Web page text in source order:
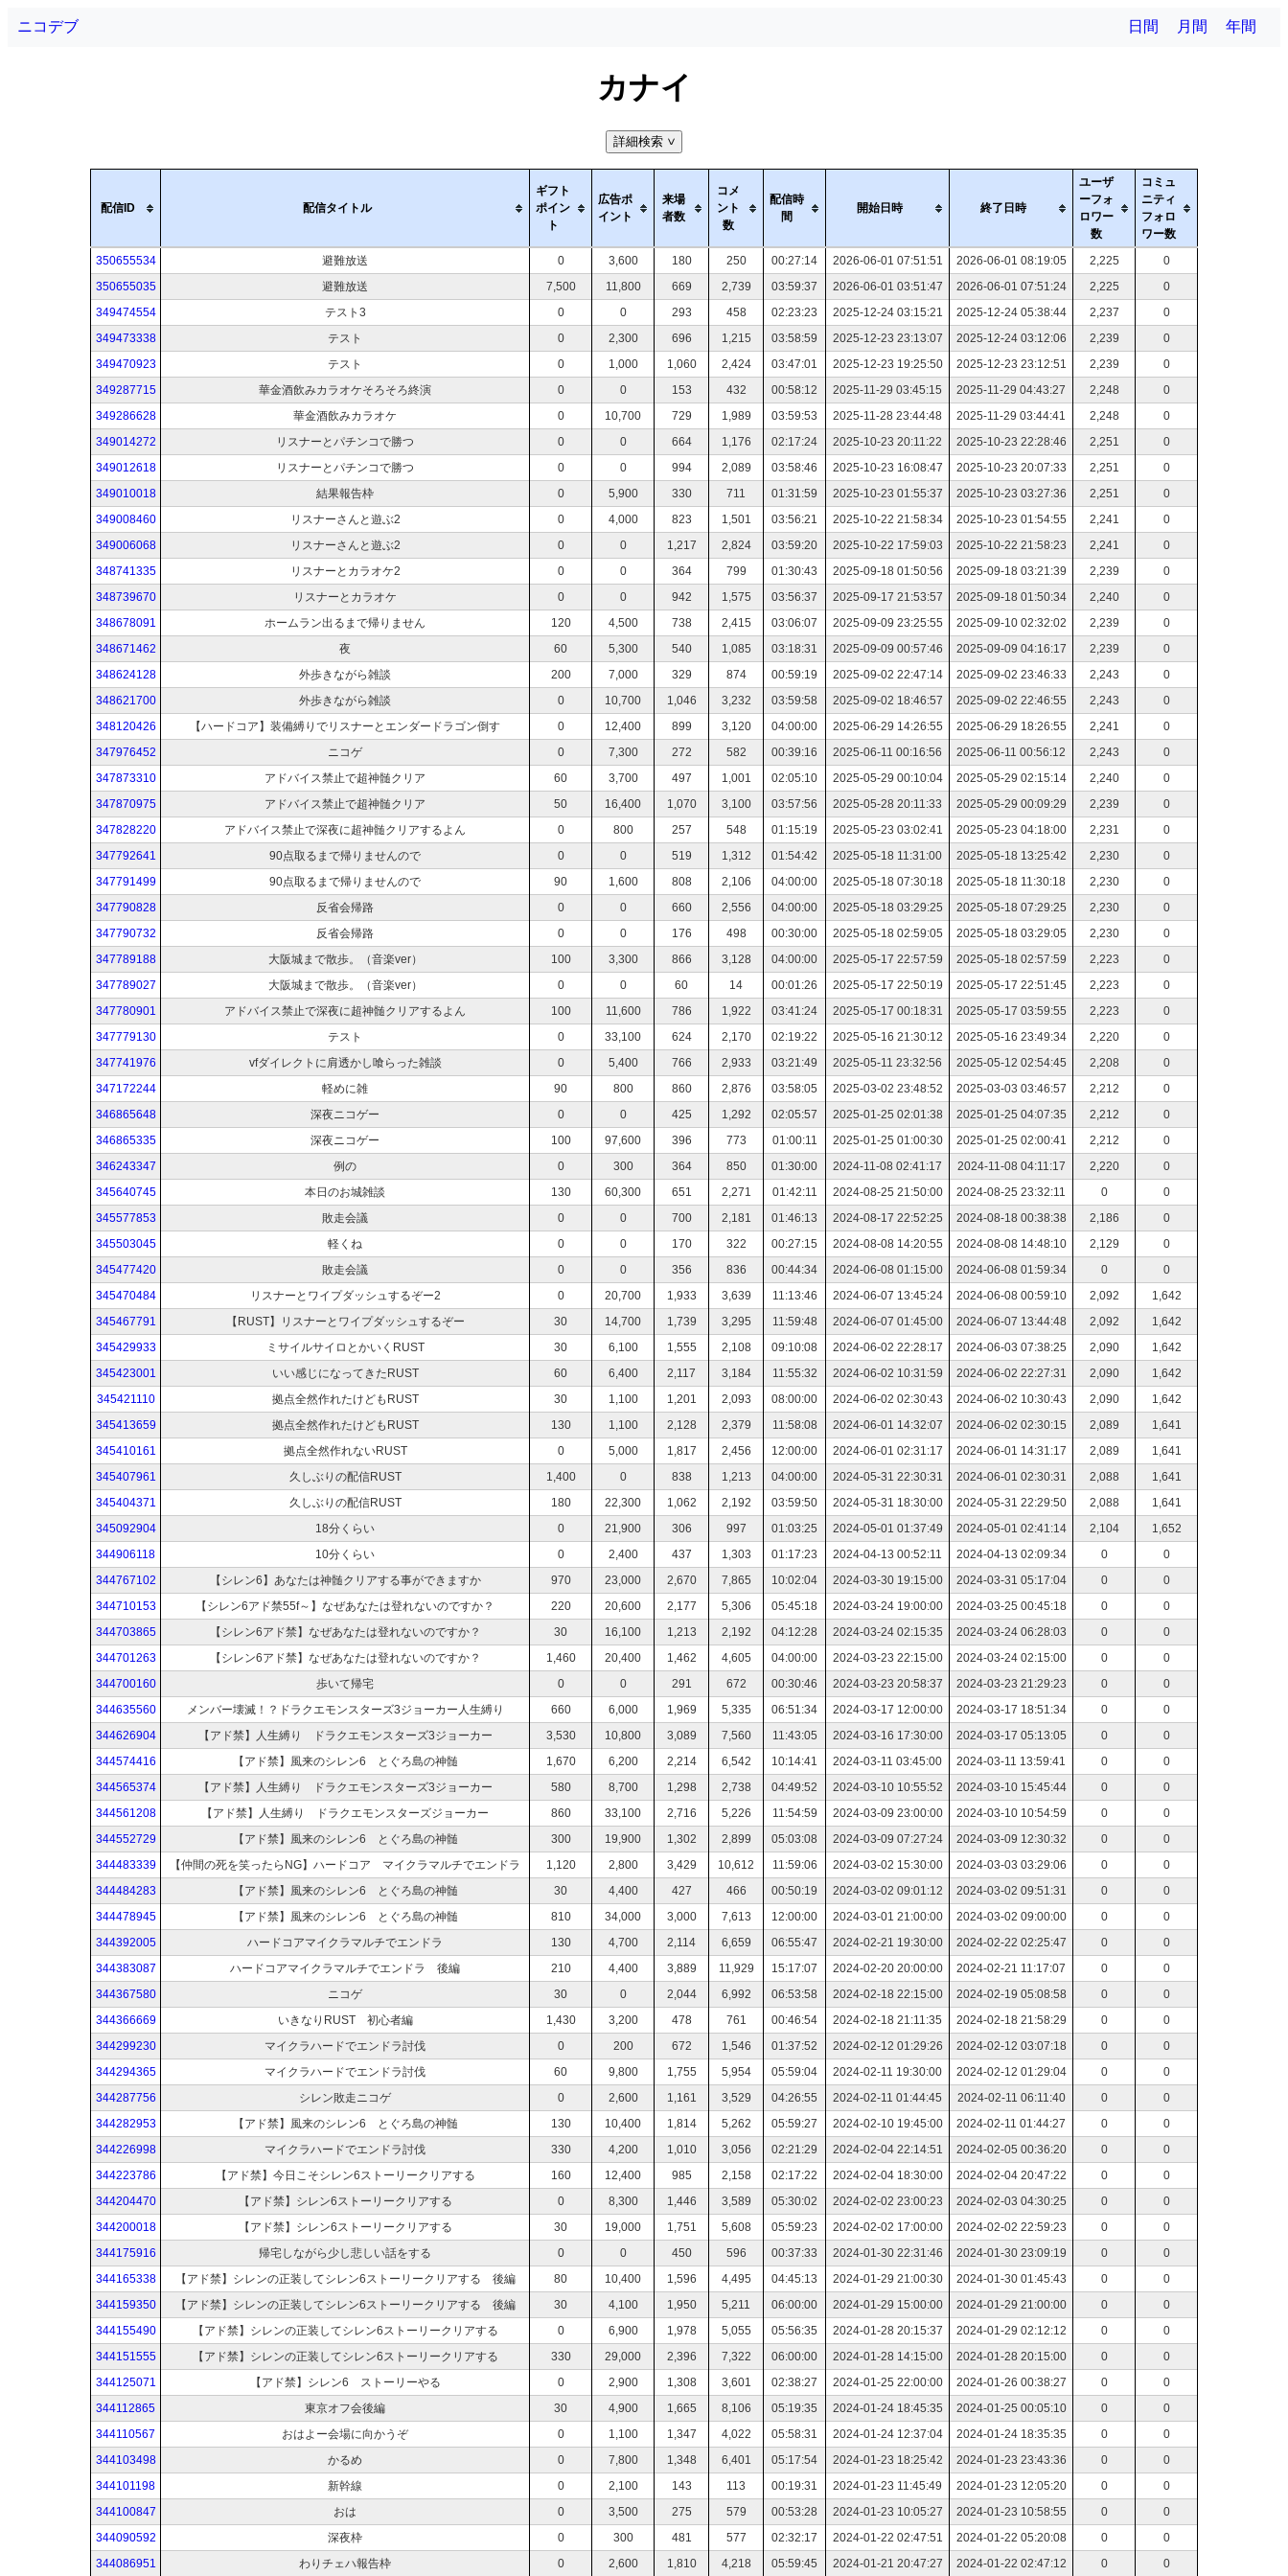
ニコデブ 日間 月間 年間
カナイ
詳細検索 >
配信ID 配信タイトル
ギフト
ポイン
ト
広告ポ
イント
来場
者数
コメ
ント
数
配信時
間
開始日時 終了日時
ユーザ
ーフォ
ロワー
数
コミュ
ニティ
フォロ
ワー数
350655534
避難放送 0 3,600 180 250 00:27:14 2026-06-01 07:51:51 2026-06-01 08:19:05 2,225
0
350655035
避難放送 7,500 11,800 669 2,739 03:59:37 2026-06-01 03:51:47 2026-06-01 07:51:24 2,225
0
349474554
テスト3 0 0 293 458 02:23:23 2025-12-24 03:15:21 2025-12-24 05:38:44 2,237
0
349473338
テスト 0 2,300 696 1,215 03:58:59 2025-12-23 23:13:07 2025-12-24 03:12:06 2,239
0
349470923
テスト 0 1,000 1,060 2,424 03:47:01 2025-12-23 19:25:50 2025-12-23 23:12:51 2,239
0
349287715
華金酒飲みカラオケそろそろ終演 0 0 153 432 00:58:12 2025-11-29 03:45:15 2025-11-29 04:43:27 2,248
0
349286628
華金酒飲みカラオケ 0 10,700 729 1,989 03:59:53 2025-11-28 23:44:48 2025-11-29 03:44:41 2,248
0
349014272
リスナーとパチンコで勝つ 0 0 664 1,176 02:17:24 2025-10-23 20:11:22 2025-10-23 22:28:46 2,251
0
349012618
リスナーとパチンコで勝つ 0 0 994 2,089 03:58:46 2025-10-23 16:08:47 2025-10-23 20:07:33 2,251
0
349010018
結果報告枠 0 5,900 330 711 01:31:59 2025-10-23 01:55:37 2025-10-23 03:27:36 2,251
0
349008460
リスナーさんと遊ぶ2 0 4,000 823 1,501 03:56:21 2025-10-22 21:58:34 2025-10-23 01:54:55 2,241
0
349006068
リスナーさんと遊ぶ2 0 0 1,217 2,824 03:59:20 2025-10-22 17:59:03 2025-10-22 21:58:23 2,241
0
348741335
リスナーとカラオケ2 0 0 364 799 01:30:43 2025-09-18 01:50:56 2025-09-18 03:21:39 2,239
0
348739670
リスナーとカラオケ 0 0 942 1,575 03:56:37 2025-09-17 21:53:57 2025-09-18 01:50:34 2,240
0
348678091
ホームラン出るまで帰りません 120 4,500 738 2,415 03:06:07 2025-09-09 23:25:55 2025-09-10 02:32:02 2,239
0
348671462
夜 60 5,300 540 1,085 03:18:31 2025-09-09 00:57:46 2025-09-09 04:16:17 2,239
0
348624128
外歩きながら雑談 200 7,000 329 874 00:59:19 2025-09-02 22:47:14 2025-09-02 23:46:33 2,243
0
348621700
外歩きながら雑談 0 10,700 1,046 3,232 03:59:58 2025-09-02 18:46:57 2025-09-02 22:46:55 2,243
0
348120426
【ハードコア】装備縛りでリスナーとエンダードラゴン倒す 0 12,400 899 3,120 04:00:00 2025-06-29 14:26:55 2025-06-29 18:26:55 2,241
0
347976452
ニコゲ 0 7,300 272 582 00:39:16 2025-06-11 00:16:56 2025-06-11 00:56:12 2,243
0
347873310
アドバイス禁止で超神髄クリア 60 3,700 497 1,001 02:05:10 2025-05-29 00:10:04 2025-05-29 02:15:14 2,240
0
347870975
アドバイス禁止で超神髄クリア 50 16,400 1,070 3,100 03:57:56 2025-05-28 20:11:33 2025-05-29 00:09:29 2,239
0
347828220
アドバイス禁止で深夜に超神髄クリアするよん 0 800 257 548 01:15:19 2025-05-23 03:02:41 2025-05-23 04:18:00 2,231
0
347792641
90点取るまで帰りませんので 0 0 519 1,312 01:54:42 2025-05-18 11:31:00 2025-05-18 13:25:42 2,230
0
347791499
90点取るまで帰りませんので 90 1,600 808 2,106 04:00:00 2025-05-18 07:30:18 2025-05-18 11:30:18 2,230
0
347790828
反省会帰路 0 0 660 2,556 04:00:00 2025-05-18 03:29:25 2025-05-18 07:29:25 2,230
0
347790732
反省会帰路 0 0 176 498 00:30:00 2025-05-18 02:59:05 2025-05-18 03:29:05 2,230
0
347789188
大阪城まで散歩。（音楽ver） 100 3,300 866 3,128 04:00:00 2025-05-17 22:57:59 2025-05-18 02:57:59 2,223
0
347789027
大阪城まで散歩。（音楽ver） 0 0 60 14 00:01:26 2025-05-17 22:50:19 2025-05-17 22:51:45 2,223
0
347780901
アドバイス禁止で深夜に超神髄クリアするよん 100 11,600 786 1,922 03:41:24 2025-05-17 00:18:31 2025-05-17 03:59:55 2,223
0
347779130
テスト 0 33,100 624 2,170 02:19:22 2025-05-16 21:30:12 2025-05-16 23:49:34 2,220
0
347741976
vfダイレクトに肩透かし喰らった雑談 0 5,400 766 2,933 03:21:49 2025-05-11 23:32:56 2025-05-12 02:54:45 2,208
0
347172244
軽めに雑 90 800 860 2,876 03:58:05 2025-03-02 23:48:52 2025-03-03 03:46:57 2,212
0
346865648
深夜ニコゲー 0 0 425 1,292 02:05:57 2025-01-25 02:01:38 2025-01-25 04:07:35 2,212
0
346865335
深夜ニコゲー 100 97,600 396 773 01:00:11 2025-01-25 01:00:30 2025-01-25 02:00:41 2,212
0
346243347
例の 0 300 364 850 01:30:00 2024-11-08 02:41:17 2024-11-08 04:11:17 2,220
0
345640745
本日のお城雑談 130 60,300 651 2,271 01:42:11 2024-08-25 21:50:00 2024-08-25 23:32:11 0
0
345577853
敗走会議 0 0 700 2,181 01:46:13 2024-08-17 22:52:25 2024-08-18 00:38:38 2,186
0
345503045
軽くね 0 0 170 322 00:27:15 2024-08-08 14:20:55 2024-08-08 14:48:10 2,129
0
345477420
敗走会議 0 0 356 836 00:44:34 2024-06-08 01:15:00 2024-06-08 01:59:34 0
0
345470484
リスナーとワイプダッシュするぞー2 0 20,700 1,933 3,639 11:13:46 2024-06-07 13:45:24 2024-06-08 00:59:10 2,092
1,642
345467791
【RUST】リスナーとワイプダッシュするぞー 30 14,700 1,739 3,295 11:59:48 2024-06-07 01:45:00 2024-06-07 13:44:48 2,092
1,642
345429933
ミサイルサイロとかいくRUST 30 6,100 1,555 2,108 09:10:08 2024-06-02 22:28:17 2024-06-03 07:38:25 2,090
1,642
345423001
いい感じになってきたRUST 60 6,400 2,117 3,184 11:55:32 2024-06-02 10:31:59 2024-06-02 22:27:31 2,090
1,642
345421110
拠点全然作れたけどもRUST 30 1,100 1,201 2,093 08:00:00 2024-06-02 02:30:43 2024-06-02 10:30:43 2,090
1,642
345413659
拠点全然作れたけどもRUST 130 1,100 2,128 2,379 11:58:08 2024-06-01 14:32:07 2024-06-02 02:30:15 2,089
1,641
345410161
拠点全然作れないRUST 0 5,000 1,817 2,456 12:00:00 2024-06-01 02:31:17 2024-06-01 14:31:17 2,089
1,641
345407961
久しぶりの配信RUST 1,400 0 838 1,213 04:00:00 2024-05-31 22:30:31 2024-06-01 02:30:31 2,088
1,641
345404371
久しぶりの配信RUST 180 22,300 1,062 2,192 03:59:50 2024-05-31 18:30:00 2024-05-31 22:29:50 2,088
1,641
345092904
18分くらい 0 21,900 306 997 01:03:25 2024-05-01 01:37:49 2024-05-01 02:41:14 2,104
1,652
344906118
10分くらい 0 2,400 437 1,303 01:17:23 2024-04-13 00:52:11 2024-04-13 02:09:34 0
0
344767102
【シレン6】あなたは神髄クリアする事ができますか 970 23,000 2,670 7,865 10:02:04 2024-03-30 19:15:00 2024-03-31 05:17:04 0
0
344710153
【シレン6アド禁55f～】なぜあなたは登れないのですか？ 220 20,600 2,177 5,306 05:45:18 2024-03-24 19:00:00 2024-03-25 00:45:18 0
0
344703865
【シレン6アド禁】なぜあなたは登れないのですか？ 30 16,100 1,213 2,192 04:12:28 2024-03-24 02:15:35 2024-03-24 06:28:03 0
0
344701263
【シレン6アド禁】なぜあなたは登れないのですか？ 1,460 20,400 1,462 4,605 04:00:00 2024-03-23 22:15:00 2024-03-24 02:15:00 0
0
344700160
歩いて帰宅 0 0 291 672 00:30:46 2024-03-23 20:58:37 2024-03-23 21:29:23 0
0
344635560
メンバー壊滅！？ドラクエモンスターズ3ジョーカー人生縛り 660 6,000 1,969 5,335 06:51:34 2024-03-17 12:00:00 2024-03-17 18:51:34 0
0
344626904
【アド禁】人生縛り ドラクエモンスターズ3ジョーカー 3,530 10,800 3,089 7,560 11:43:05 2024-03-16 17:30:00 2024-03-17 05:13:05 0
0
344574416
【アド禁】風来のシレン6 とぐろ島の神髄 1,670 6,200 2,214 6,542 10:14:41 2024-03-11 03:45:00 2024-03-11 13:59:41 0
0
344565374
【アド禁】人生縛り ドラクエモンスターズ3ジョーカー 580 8,700 1,298 2,738 04:49:52 2024-03-10 10:55:52 2024-03-10 15:45:44 0
0
344561208
【アド禁】人生縛り ドラクエモンスターズジョーカー 860 33,100 2,716 5,226 11:54:59 2024-03-09 23:00:00 2024-03-10 10:54:59 0
0
344552729
【アド禁】風来のシレン6 とぐろ島の神髄 300 19,900 1,302 2,899 05:03:08 2024-03-09 07:27:24 2024-03-09 12:30:32 0
0
344483339
【仲間の死を笑ったらNG】ハードコア マイクラマルチでエンドラ 1,120 2,800 3,429 10,612 11:59:06 2024-03-02 15:30:00 2024-03-03 03:29:06 0
0
344484283
【アド禁】風来のシレン6 とぐろ島の神髄 30 4,400 427 466 00:50:19 2024-03-02 09:01:12 2024-03-02 09:51:31 0
0
344478945
【アド禁】風来のシレン6 とぐろ島の神髄 810 34,000 3,000 7,613 12:00:00 2024-03-01 21:00:00 2024-03-02 09:00:00 0
0
344392005
ハードコアマイクラマルチでエンドラ 130 4,700 2,114 6,659 06:55:47 2024-02-21 19:30:00 2024-02-22 02:25:47 0
0
344383087
ハードコアマイクラマルチでエンドラ 後編 210 4,400 3,889 11,929 15:17:07 2024-02-20 20:00:00 2024-02-21 11:17:07 0
0
344367580
ニコゲ 30 0 2,044 6,992 06:53:58 2024-02-18 22:15:00 2024-02-19 05:08:58 0
0
344366669
いきなりRUST 初心者編 1,430 3,200 478 761 00:46:54 2024-02-18 21:11:35 2024-02-18 21:58:29 0
0
344299230
マイクラハードでエンドラ討伐 0 200 672 1,546 01:37:52 2024-02-12 01:29:26 2024-02-12 03:07:18 0
0
344294365
マイクラハードでエンドラ討伐 60 9,800 1,755 5,954 05:59:04 2024-02-11 19:30:00 2024-02-12 01:29:04 0
0
344287756
シレン敗走ニコゲ 0 2,600 1,161 3,529 04:26:55 2024-02-11 01:44:45 2024-02-11 06:11:40 0
0
344282953
【アド禁】風来のシレン6 とぐろ島の神髄 130 10,400 1,814 5,262 05:59:27 2024-02-10 19:45:00 2024-02-11 01:44:27 0
0
344226998
マイクラハードでエンドラ討伐 330 4,200 1,010 3,056 02:21:29 2024-02-04 22:14:51 2024-02-05 00:36:20 0
0
344223786
【アド禁】今日こそシレン6ストーリークリアする 160 12,400 985 2,158 02:17:22 2024-02-04 18:30:00 2024-02-04 20:47:22 0
0
344204470
【アド禁】シレン6ストーリークリアする 0 8,300 1,446 3,589 05:30:02 2024-02-02 23:00:23 2024-02-03 04:30:25 0
0
344200018
【アド禁】シレン6ストーリークリアする 30 19,000 1,751 5,608 05:59:23 2024-02-02 17:00:00 2024-02-02 22:59:23 0
0
344175916
帰宅しながら少し悲しい話をする 0 0 450 596 00:37:33 2024-01-30 22:31:46 2024-01-30 23:09:19 0
0
344165338
【アド禁】シレンの正装してシレン6ストーリークリアする 後編 80 10,400 1,596 4,495 04:45:13 2024-01-29 21:00:30 2024-01-30 01:45:43 0
0
344159350
【アド禁】シレンの正装してシレン6ストーリークリアする 後編 30 4,100 1,950 5,211 06:00:00 2024-01-29 15:00:00 2024-01-29 21:00:00 0
0
344155490
【アド禁】シレンの正装してシレン6ストーリークリアする 0 6,900 1,978 5,055 05:56:35 2024-01-28 20:15:37 2024-01-29 02:12:12 0
0
344151555
【アド禁】シレンの正装してシレン6ストーリークリアする 330 29,000 2,396 7,322 06:00:00 2024-01-28 14:15:00 2024-01-28 20:15:00 0
0
344125071
【アド禁】シレン6 ストーリーやる 0 2,900 1,308 3,601 02:38:27 2024-01-25 22:00:00 2024-01-26 00:38:27 0
0
344112865
東京オフ会後編 30 4,900 1,665 8,106 05:19:35 2024-01-24 18:45:35 2024-01-25 00:05:10 0
0
344110567
おはよー会場に向かうぞ 0 1,100 1,347 4,022 05:58:31 2024-01-24 12:37:04 2024-01-24 18:35:35 0
0
344103498
かるめ 0 7,800 1,348 6,401 05:17:54 2024-01-23 18:25:42 2024-01-23 23:43:36 0
0
344101198
新幹線 0 2,100 143 113 00:19:31 2024-01-23 11:45:49 2024-01-23 12:05:20 0
0
344100847
おは 0 3,500 275 579 00:53:28 2024-01-23 10:05:27 2024-01-23 10:58:55 0
0
344090592
深夜枠 0 300 481 577 02:32:17 2024-01-22 02:47:51 2024-01-22 05:20:08 0
0
344086951
わりチェハ報告枠 0 2,600 1,810 4,218 05:59:45 2024-01-21 20:47:27 2024-01-22 02:47:12 0 0